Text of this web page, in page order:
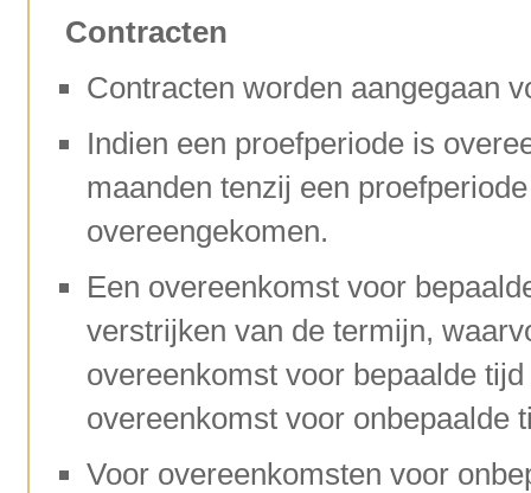
Contracten
Contracten worden aangegaan
Indien een proefperiode is
maanden tenzij een
overeengekomen.
Een overeenkomst voor
verstrijken van de termijn,
overeenkomst voor bepaalde
overeenkomst voor onbepaalde
Voor overeenkomsten voor